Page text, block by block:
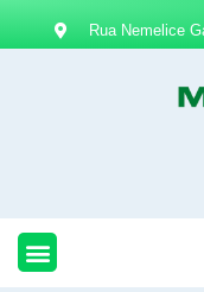
Rua Nemelice